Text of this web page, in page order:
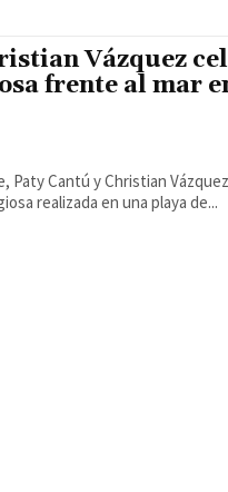
Vázquez
frente al mar
Paty Cantú y Christian
realizada en una playa de...